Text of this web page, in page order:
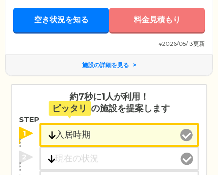
空き状況を知る 料金見積もり
※2026/05/13更新
施設の詳細を見る
約7秒に1人が利用！
ピッタリ の施設を提案します
STEP
1
2